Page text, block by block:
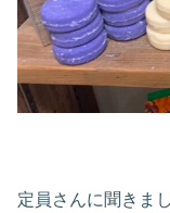
定員さんに聞きま